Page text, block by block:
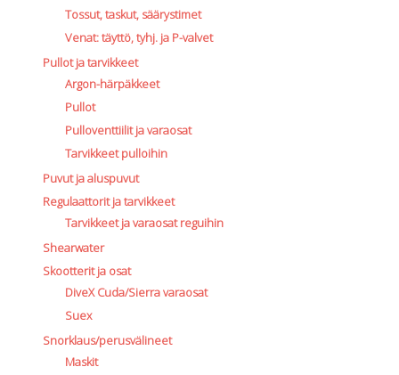
Tossut, taskut, säärystimet
Venat: täyttö, tyhj. ja P-valvet
Pullot ja tarvikkeet
Argon-härpäkkeet
Pullot
Pulloventtiilit ja varaosat
Tarvikkeet pulloihin
Puvut ja aluspuvut
Regulaattorit ja tarvikkeet
Tarvikkeet ja varaosat reguihin
Shearwater
Skootterit ja osat
DiveX Cuda/Sierra varaosat
Suex
Snorklaus/perusvälineet
Maskit